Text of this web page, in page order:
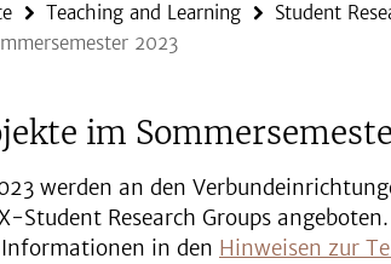
Teaching and Learning Student
2023
im
werden an den
Student Research Groups
in den Hinweisen zur